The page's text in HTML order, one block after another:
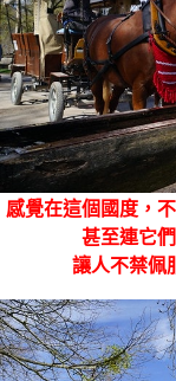
感覺在這個國度，
甚至連它
讓人不禁佩